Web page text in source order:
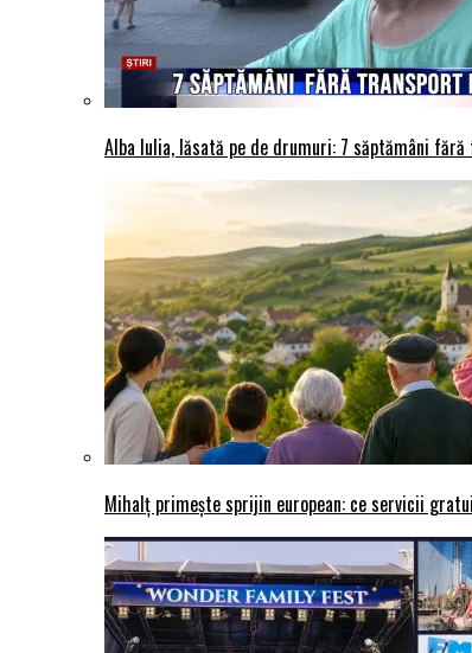
Alba Iulia, lăsată pe de drumuri: 7 săptămâni
Mihalț primește sprijin european: ce servicii